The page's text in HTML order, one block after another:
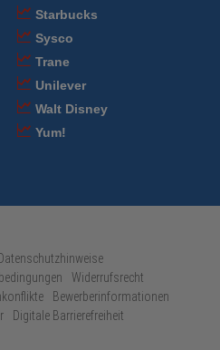
Starbucks
Sysco
Trane
Unilever
Walt Disney
Yum!
Widerrufsrecht
Bewerberinformationen
Digitale Barrierefreiheit